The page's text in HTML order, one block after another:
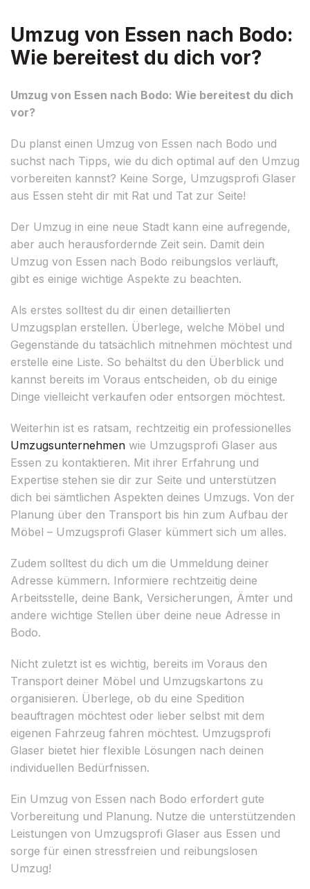
Umzug von Essen nach Bodo:
Wie bereitest du dich vor?
Umzug von Essen nach Bodo: Wie bereitest du dich
vor?
Du planst einen Umzug von Essen nach Bodo und
suchst nach Tipps, wie du dich optimal auf den Umzug
vorbereiten kannst? Keine Sorge, Umzugsprofi Glaser
aus Essen steht dir mit Rat und Tat zur Seite!
Der Umzug in eine neue Stadt kann eine aufregende,
aber auch herausfordernde Zeit sein. Damit dein
Umzug von Essen nach Bodo reibungslos verläuft,
gibt es einige wichtige Aspekte zu beachten.
Als erstes solltest du dir einen detaillierten
Umzugsplan erstellen. Überlege, welche Möbel und
Gegenstände du tatsächlich mitnehmen möchtest und
erstelle eine Liste. So behältst du den Überblick und
kannst bereits im Voraus entscheiden, ob du einige
Dinge vielleicht verkaufen oder entsorgen möchtest.
Weiterhin ist es ratsam, rechtzeitig ein professionelles
Umzugsunternehmen wie Umzugsprofi Glaser aus
Essen zu kontaktieren. Mit ihrer Erfahrung und
Expertise stehen sie dir zur Seite und unterstützen
dich bei sämtlichen Aspekten deines Umzugs. Von der
Planung über den Transport bis hin zum Aufbau der
Möbel – Umzugsprofi Glaser kümmert sich um alles.
Zudem solltest du dich um die Ummeldung deiner
Adresse kümmern. Informiere rechtzeitig deine
Arbeitsstelle, deine Bank, Versicherungen, Ämter und
andere wichtige Stellen über deine neue Adresse in
Bodo.
Nicht zuletzt ist es wichtig, bereits im Voraus den
Transport deiner Möbel und Umzugskartons zu
organisieren. Überlege, ob du eine Spedition
beauftragen möchtest oder lieber selbst mit dem
eigenen Fahrzeug fahren möchtest. Umzugsprofi
Glaser bietet hier flexible Lösungen nach deinen
individuellen Bedürfnissen.
Ein Umzug von Essen nach Bodo erfordert gute
Vorbereitung und Planung. Nutze die unterstützenden
Leistungen von Umzugsprofi Glaser aus Essen und
sorge für einen stressfreien und reibungslosen
Umzug!